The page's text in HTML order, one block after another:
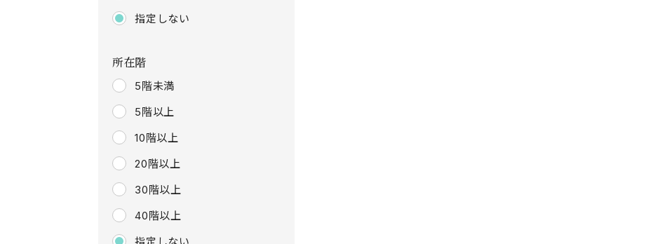
指定しない
所在階
5階未満
5階以上
10階以上
20階以上
30階以上
40階以上